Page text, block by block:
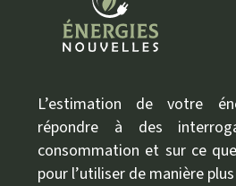
L’estimation de votre
répondre à des
consommation et sur ce
pour l’utiliser de manière